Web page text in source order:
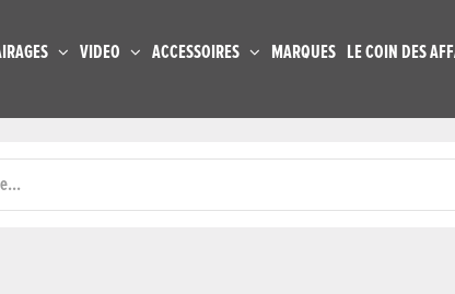
VIDEO ACCESSOIRES MARQUES LE COIN DES